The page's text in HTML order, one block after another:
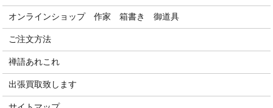
オンラインショップ 作家 箱書き 御道具
ご注文方法
禅語あれこれ
出張買取致します